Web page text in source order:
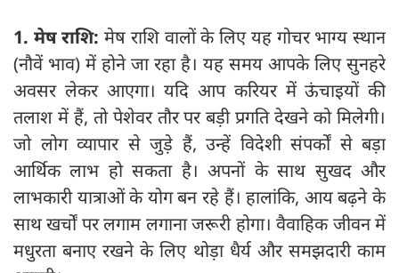
1. मेष राशि:मेष राशि वालों के लिए यह गोचर भाग्य स्थान
(नौवें भाव) में होने जा रहा है। यह समय आपके लिए सुनहरे
अवसर लेकर आएगा। यदि आप करियर में ऊंचाइयों की
तलाश में हैं, तो पेशेवर तौर पर बड़ी प्रगति देखने को मिलेगी।
जो लोग व्यापार से जुड़े हैं, उन्हें विदेशी संपर्कों से बड़ा
आर्थिक लाभ हो सकता है। अपनों के साथ सुखद और
लाभकारी यात्राओं के योग बन रहे हैं। हालांकि, आय बढ़ने के
साथ खर्चों पर लगाम लगाना जरूरी होगा। वैवाहिक जीवन में
मधुरता बनाए रखने के लिए थोड़ा धैर्य और समझदारी काम